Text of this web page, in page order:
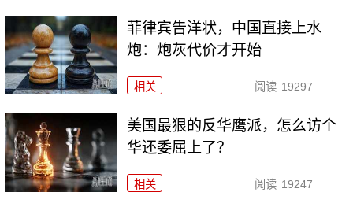
菲律宾告洋状，中国直接上水
炮：炮灰代价才开始
相关 阅读 19297
美国最狠的反华鹰派，怎么访个
华还委屈上了？
相关 阅读 19247